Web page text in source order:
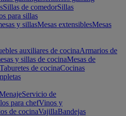
Sillas de comedorSillas
para sillas
y sillasMesas extensiblesMesas
auxiliares de cocinaArmarios de
y sillas de cocinaMesas de
Taburetes de cocinaCocinas
Servicio de
para chefVinos y
de cocinaVajillaBandejas